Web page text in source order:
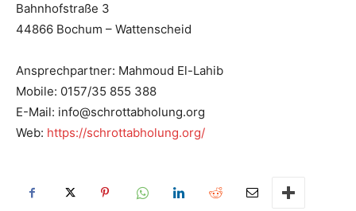
Bahnhofstraße 3
44866 Bochum – Wattenscheid
Ansprechpartner: Mahmoud El-Lahib
Mobile: 0157/35 855 388
E-Mail: info@schrottabholung.org
Web: https://schrottabholung.org/